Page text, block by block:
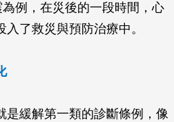
例，在災後的一段時間，心
了救災與預防治療中。
是緩解第一類的診斷條例，像